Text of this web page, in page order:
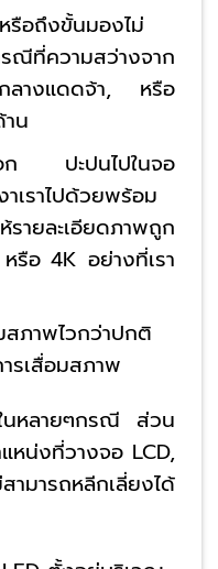
รือถึงขั้นมองไม่
ความสว่างจาก
ลางแดดจ้า, หรือ
น
ก ปะปนไปในจอ
าเราไปด้วยพร้อม
ยละเอียดภาพถูก
รือ 4K อย่างที่เรา
สภาพไวกว่าปกติ
รเสื่อมสภาพ
ในหลายๆกรณี ส่วน
หน่งที่วางจอ LCD,
มารถหลีกเลี่ยงได้